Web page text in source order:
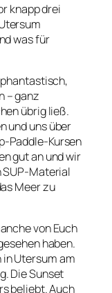
knapp drei
was für
– ganz
übrig ließ.
und uns über
Paddle-Kursen
gut an und wir
SUP-Material
Meer zu
von Euch
haben.
Utersum am
Die Sunset
beliebt. Auch